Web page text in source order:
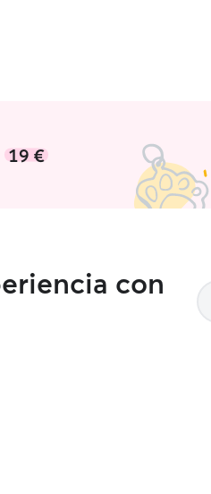
19 €
con